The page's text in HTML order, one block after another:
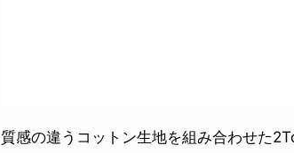
質感の違うコットン生地を組み合わせた